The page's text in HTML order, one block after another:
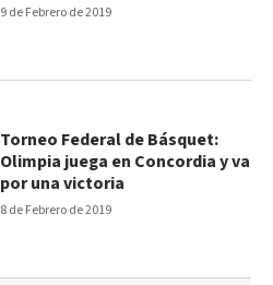
9 de Febrero de 2019
8 de Febrero de 2019
Torneo Federal de Básquet:
Olimpia juega en Concordia y va
por una victoria